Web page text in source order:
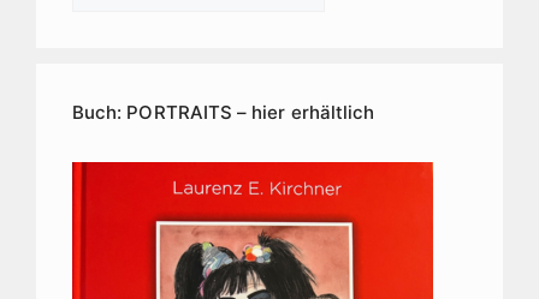
Buch: PORTRAITS – hier erhältlich